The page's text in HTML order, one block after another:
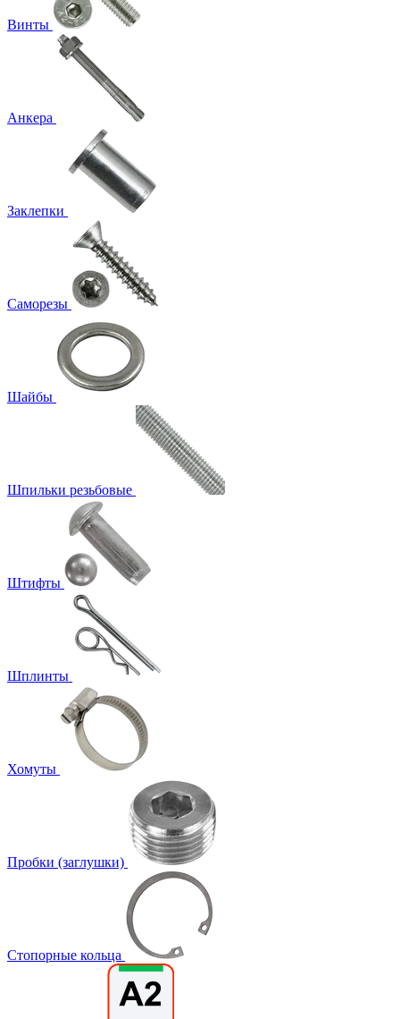
Винты
Анкера
Заклепки
Саморезы
Шайбы
Шпильки резьбовые
Штифты
Шплинты
Хомуты
Пробки (заглушки)
Стопорные кольца